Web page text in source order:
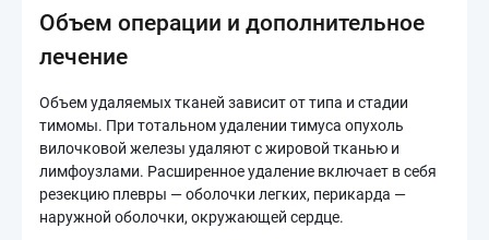
Объем операции и дополнительное
лечение
Объем удаляемых тканей зависит от типа и стадии
тимомы. При тотальном удалении тимуса опухоль
вилочковой железы удаляют с жировой тканью и
лимфоузлами. Расширенное удаление включает в себя
резекцию плевры — оболочки легких, перикарда —
наружной оболочки, окружающей сердце.